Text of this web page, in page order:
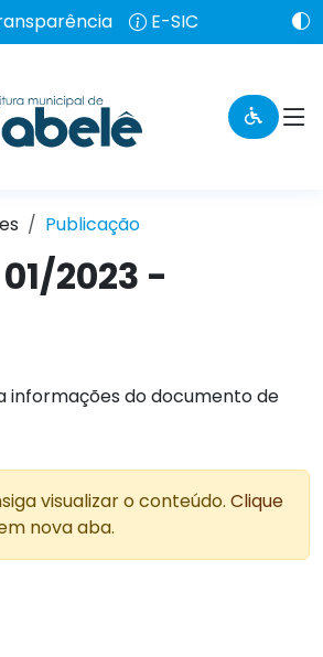
E-SIC
Publicação
2023 -
informações do documento de
visualizar o conteúdo. Clique
nova aba.